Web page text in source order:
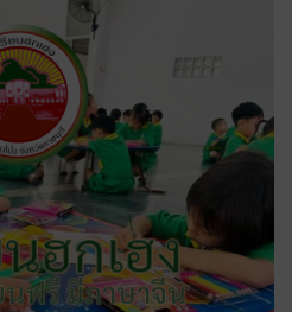
ฮกเฮง
นฟรี มีภาษาจีน